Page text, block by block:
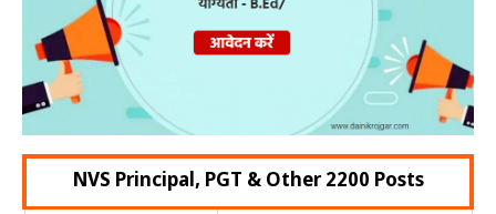
UPSC
Medical
EngineeringNVS Principal, PGT & Other 2200 Posts